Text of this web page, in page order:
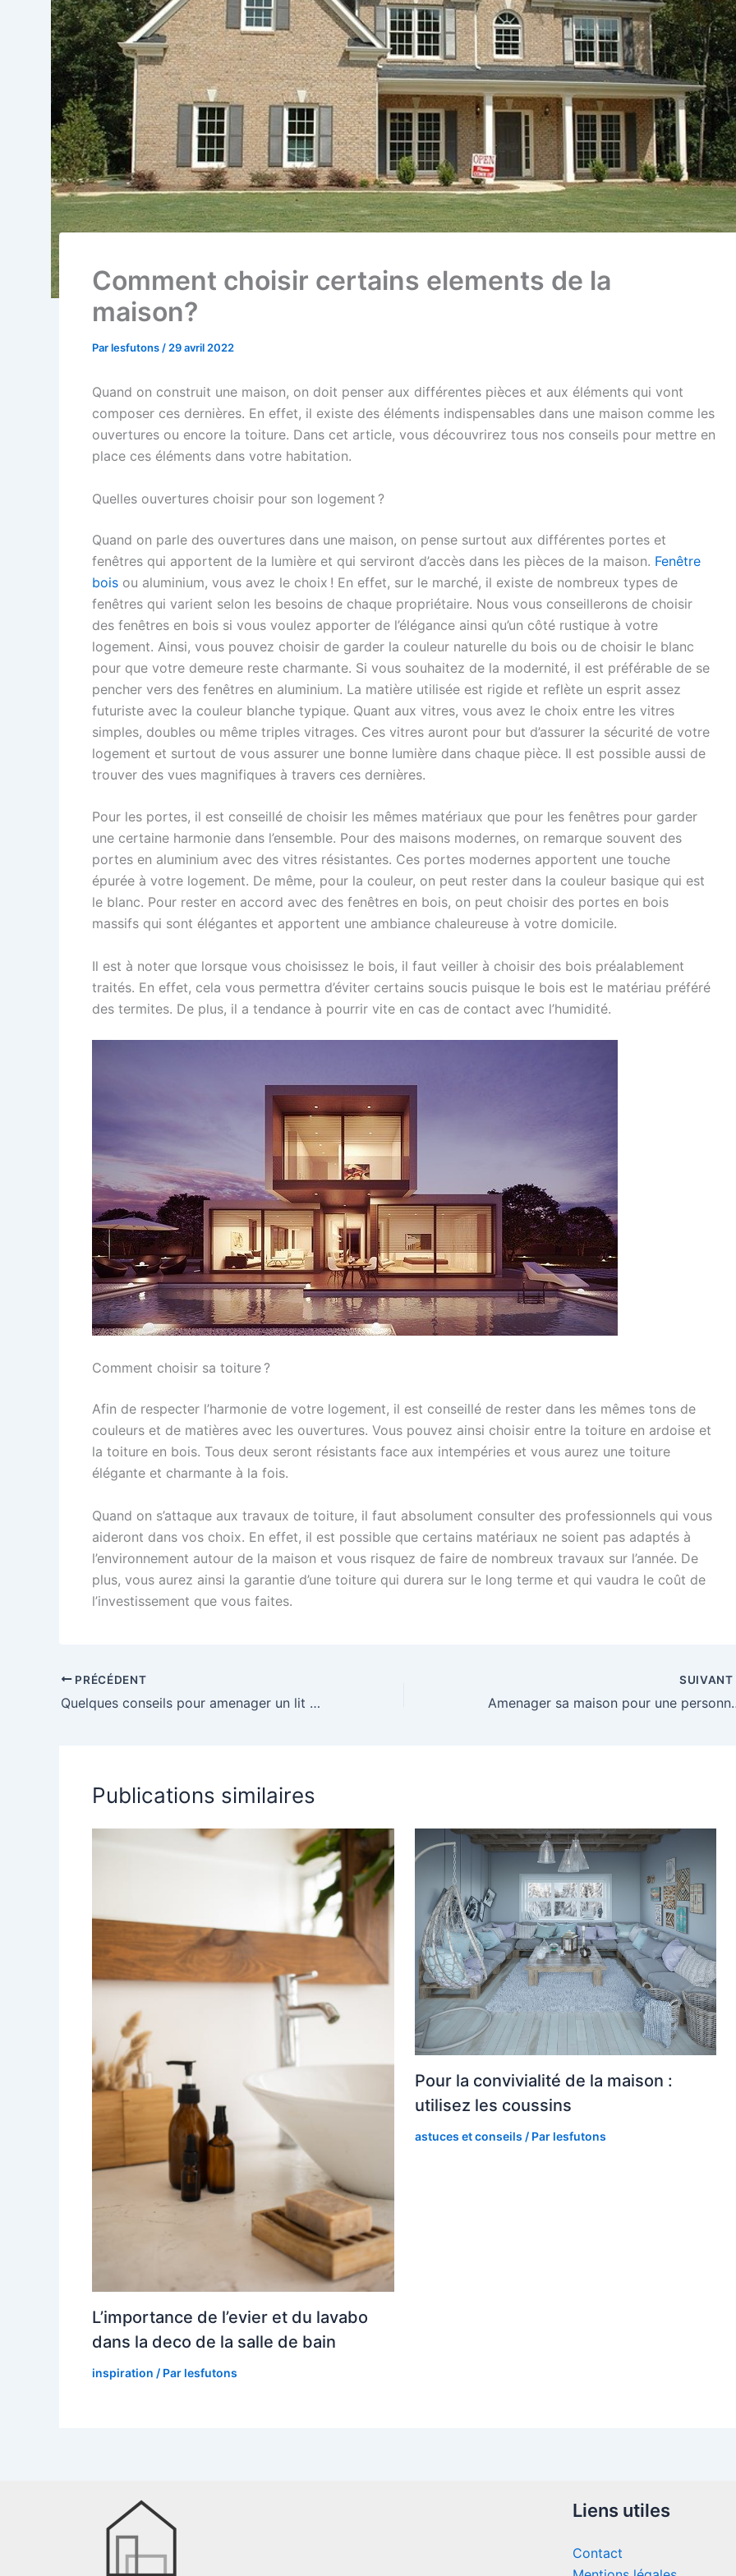
Comment choisir certains elements de la
maison?
Parlesfutons / 29 avril 2022
Quand on construit une maison, on doit penser aux différentes pièces et aux éléments qui vont
composer ces dernières. En effet, il existe des éléments indispensables dans une maison comme les
ouvertures ou encore la toiture. Dans cet article, vous découvrirez tous nos conseils pour mettre en
place ces éléments dans votre habitation.
Quelles ouvertures choisir pour son logement ?
Quand on parle des ouvertures dans une maison, on pense surtout aux différentes portes et
fenêtres qui apportent de la lumière et qui serviront d’accès dans les pièces de la maison. Fenêtre
bois ou aluminium, vous avez le choix ! En effet, sur le marché, il existe de nombreux types de
fenêtres qui varient selon les besoins de chaque propriétaire. Nous vous conseillerons de choisir
des fenêtres en bois si vous voulez apporter de l’élégance ainsi qu’un côté rustique à votre
logement. Ainsi, vous pouvez choisir de garder la couleur naturelle du bois ou de choisir le blanc
pour que votre demeure reste charmante. Si vous souhaitez de la modernité, il est préférable de se
pencher vers des fenêtres en aluminium. La matière utilisée est rigide et reflète un esprit assez
futuriste avec la couleur blanche typique. Quant aux vitres, vous avez le choix entre les vitres
simples, doubles ou même triples vitrages. Ces vitres auront pour but d’assurer la sécurité de votre
logement et surtout de vous assurer une bonne lumière dans chaque pièce. Il est possible aussi de
trouver des vues magnifiques à travers ces dernières.
Pour les portes, il est conseillé de choisir les mêmes matériaux que pour les fenêtres pour garder
une certaine harmonie dans l’ensemble. Pour des maisons modernes, on remarque souvent des
portes en aluminium avec des vitres résistantes. Ces portes modernes apportent une touche
épurée à votre logement. De même, pour la couleur, on peut rester dans la couleur basique qui est
le blanc. Pour rester en accord avec des fenêtres en bois, on peut choisir des portes en bois
massifs qui sont élégantes et apportent une ambiance chaleureuse à votre domicile.
Il est à noter que lorsque vous choisissez le bois, il faut veiller à choisir des bois préalablement
traités. En effet, cela vous permettra d’éviter certains soucis puisque le bois est le matériau préféré
des termites. De plus, il a tendance à pourrir vite en cas de contact avec l’humidité.
Comment choisir sa toiture ?
Afin de respecter l’harmonie de votre logement, il est conseillé de rester dans les mêmes tons de
couleurs et de matières avec les ouvertures. Vous pouvez ainsi choisir entre la toiture en ardoise et
la toiture en bois. Tous deux seront résistants face aux intempéries et vous aurez une toiture
élégante et charmante à la fois.
Quand on s’attaque aux travaux de toiture, il faut absolument consulter des professionnels qui vous
aideront dans vos choix. En effet, il est possible que certains matériaux ne soient pas adaptés à
l’environnement autour de la maison et vous risquez de faire de nombreux travaux sur l’année. De
plus, vous aurez ainsi la garantie d’une toiture qui durera sur le long terme et qui vaudra le coût de
l’investissement que vous faites.
PRÉCÉDENT
Quelques conseils pour amenager un lit de palettes en bois
SUIVANT
Amenager sa maison
Publications similaires
L’importance de l’evier et du lavabo
dans la deco de la salle de bain
inspiration / Par lesfutons
Pour la convivialité de la maison :
utilisez les coussins
astuces et conseils / Par lesfutons
Liens utiles
Contact